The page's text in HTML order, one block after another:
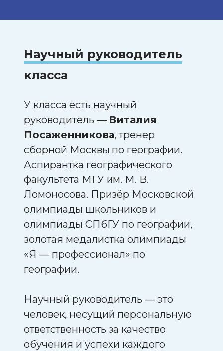
Научный руководитель
класса
У класса есть научный
руководитель — Виталия
Посаженникова, тренер
сборной Москвы по географии.
Аспирантка географического
факультета МГУ им. М. В.
Ломоносова. Призёр Московской
олимпиады школьников и
олимпиады СПбГУ по географии,
золотая медалистка олимпиады
«Я — профессионал» по
географии.
Научный руководитель — это
человек, несущий персональную
ответственность за качество
обучения и успехи каждого